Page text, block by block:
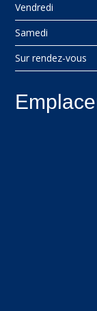
Vendredi
Samedi
Sur rendez-vous